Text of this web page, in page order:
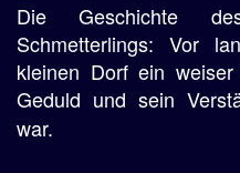
Die Geschichte
Schmetterlings: Vor
kleinen Dorf ein
Geduld und sein
war.